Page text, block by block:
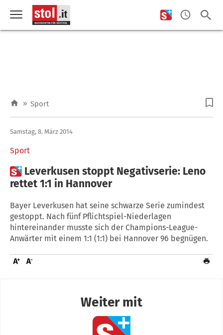
» Sport
Sport
Samstag, 8. März 2014
 Leverkusen stoppt Negativserie: Leno
rettet 1:1 in Hannover
Bayer Leverkusen hat seine schwarze Serie zumindest
gestoppt. Nach fünf Pflichtspiel-Niederlagen
hintereinander musste sich der Champions-League-
Anwärter mit einem 1:1 (1:1) bei Hannover 96 begnügen.